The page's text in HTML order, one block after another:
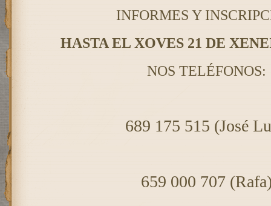
INFORMES Y
HASTA EL XOVES 21 DE
NOS TELÉFONOS:
689 175 515 (José
659 000 707